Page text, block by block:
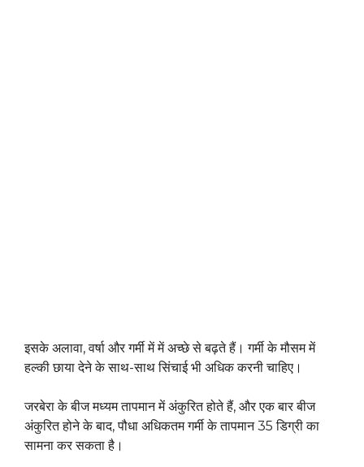
इसके अलावा, वर्षा और गर्मी में में अच्छे से बढ़ते हैं। गर्मी के मौसम में
हल्की छाया देने के साथ-साथ सिंचाई भी अधिक करनी चाहिए।
जरबेरा के बीज मध्यम तापमान में अंकुरित होते हैं, और एक बार बीज
अंकुरित होने के बाद, पौधा अधिकतम गर्मी के तापमान 35 डिग्री का
सामना कर सकता है।